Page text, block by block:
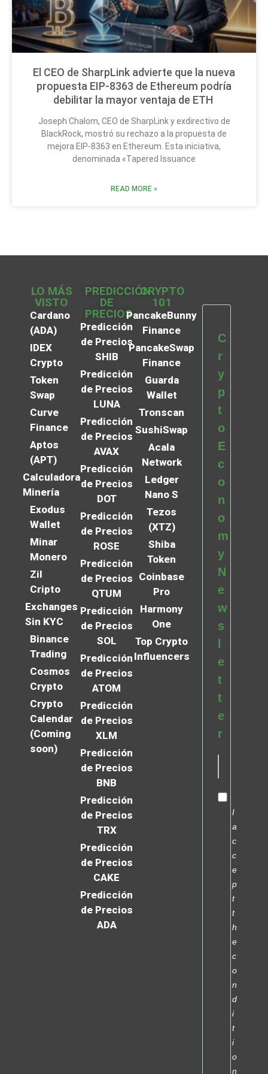
El CEO de SharpLink advierte que la nueva
propuesta EIP-8363 de Ethereum podría
debilitar la mayor ventaja de ETH
Joseph Chalom, CEO de SharpLink y exdirectivo de
BlackRock, mostró su rechazo a la propuesta de
mejora EIP-8363 en Ethereum. Esta iniciativa,
denominada «Tapered Issuance
READ MORE »
LO MÁS
VISTO
Cardano
(ADA)
IDEX
Crypto
Token
Swap
Curve
Finance
Aptos
(APT)
Calculadora
Minería
Exodus
Wallet
Minar
Monero
Zil
Cripto
Exchanges
Sin KYC
Binance
Trading
Cosmos
Crypto
Crypto
Calendar
(Coming
soon)
PREDICCIÓN
DE
PRECIOS
Predicción
de Precios
SHIB
Predicción
de Precios
LUNA
Predicción
de Precios
AVAX
Predicción
de Precios
DOT
Predicción
de Precios
ROSE
Predicción
de Precios
QTUM
Predicción
de Precios
SOL
Predicción
de Precios
ATOM
Predicción
de Precios
XLM
Predicción
de Precios
BNB
Predicción
de Precios
TRX
Predicción
de Precios
CAKE
Predicción
de Precios
ADA
CRYPTO
101
PancakeBunny
Finance
PancakeSwap
Finance
Guarda
Wallet
Tronscan
SushiSwap
Acala
Network
Ledger
Nano S
Tezos
(XTZ)
Shiba
Token
Coinbase
Pro
Harmony
One
Top Crypto
Influencers
C
r
y
p
t
o
E
c
o
n
o
m
y
N
e
w
s
e
t
t
e
r
I
a
c
c
e
p
t
t
h
e
c
o
n
d
i
t
i
o
n